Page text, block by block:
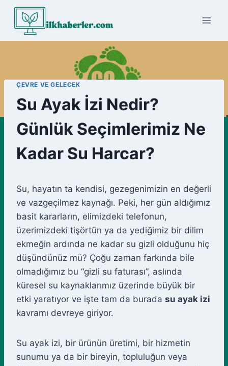
Skip
content
ÇEVRE VE GELECEK
Su Ayak İzi Nedir?
Günlük Seçimlerimiz Ne
Kadar Su Harcar?
Su, hayatın ta kendisi, gezegenimizin en değerli
ve vazgeçilmez kaynağı. Peki, her gün aldığımız
basit kararların, elimizdeki telefonun,
üzerimizdeki tişörtün ya da yediğimiz bir dilim
ekmeğin ardında ne kadar su gizli olduğunu hiç
düşündünüz mü? Çoğu zaman farkında bile
olmadığımız bu “gizli su faturası”, aslında
küresel su kaynaklarımız üzerinde büyük bir
etki yaratıyor ve işte tam da burada su ayak izi
kavramı devreye giriyor.
Su ayak izi, bir ürünün üretimi, bir hizmetin
sunumu ya da bir bireyin, topluluğun veya